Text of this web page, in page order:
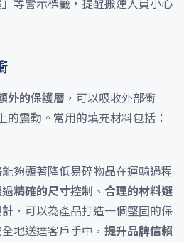
等警示標籤，提醒搬運人員小心
外的保護層 ，可以吸收外部衝
的震動。常用的填充材料包括：
能夠顯著降低易碎物品在運輸過程
精確的尺寸控制 、 合理的材料選
，可以為產品打造一個堅固的保
地送達客戶手中， 提升品牌信賴